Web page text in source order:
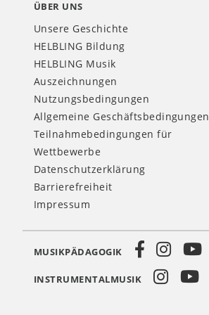
ÜBER UNS
Unsere Geschichte
HELBLING Bildung
HELBLING Musik
Auszeichnungen
Nutzungsbedingungen
Allgemeine Geschäftsbedingungen
Teilnahmebedingungen für
Wettbewerbe
Datenschutzerklärung
Barrierefreiheit
Impressum
Social
MUSIKPÄDAGOGIK
INSTRUMENTALMUSIK